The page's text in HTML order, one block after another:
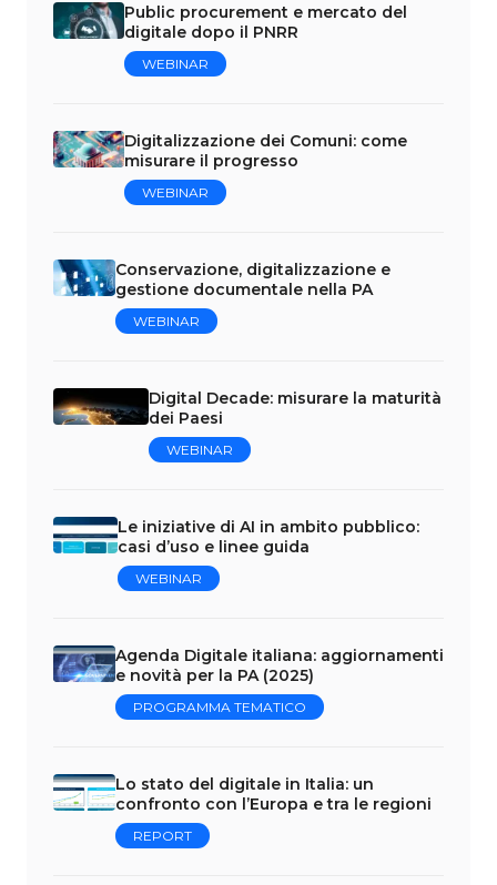
Public procurement e mercato del
digitale dopo il PNRR
WEBINAR
Digitalizzazione dei Comuni: come
misurare il progresso
WEBINAR
Conservazione, digitalizzazione e
gestione documentale nella PA
WEBINAR
Digital Decade: misurare la maturità
dei Paesi
WEBINAR
Le iniziative di AI in ambito pubblico:
casi d’uso e linee guida
WEBINAR
Agenda Digitale italiana: aggiornamenti
e novità per la PA (2025)
PROGRAMMA TEMATICO
Lo stato del digitale in Italia: un
confronto con l’Europa e tra le regioni
REPORT